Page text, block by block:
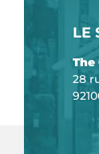
LE
The
28